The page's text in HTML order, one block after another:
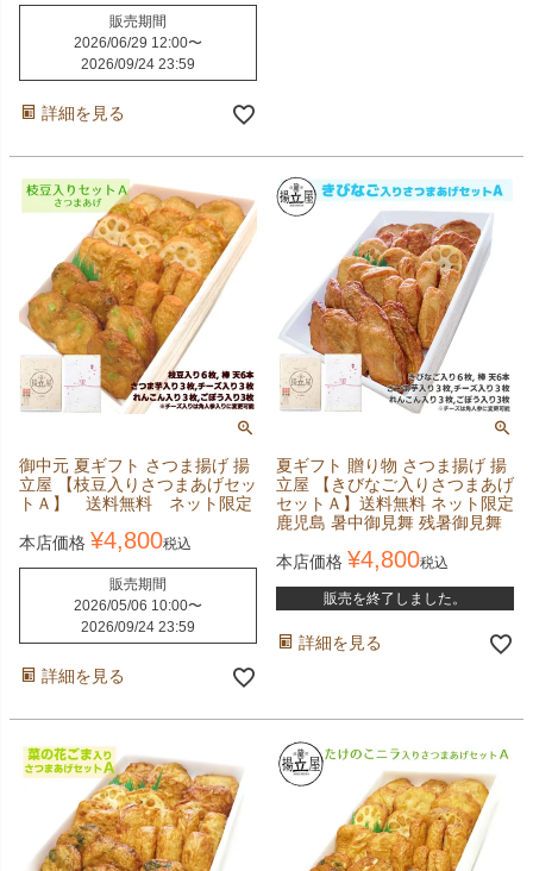
販売期間
2026/06/29 12:00〜
2026/09/24 23:59
詳細を見る
御中元 夏ギフト さつま揚げ 揚
立屋 【枝豆入りさつまあげセッ
トＡ】 送料無料 ネット限定
本店価格 ¥4,800税込
販売期間
2026/05/06 10:00〜
2026/09/24 23:59
詳細を見る
夏ギフト 贈り物 さつま揚げ 揚
立屋 【きびなご入りさつまあげ
セットＡ】送料無料 ネット限定
鹿児島 暑中御見舞 残暑御見舞
本店価格 ¥4,800税込
販売を終了しました。
詳細を見る